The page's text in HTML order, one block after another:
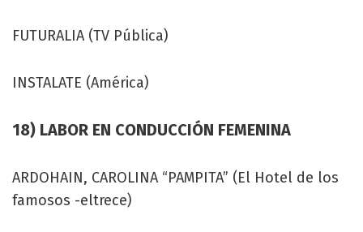
FUTURALIA (TV Pública)
INSTALATE (América)
18) LABOR EN CONDUCCIÓN FEMENINA
ARDOHAIN, CAROLINA “PAMPITA” (El Hotel de los
famosos -eltrece)